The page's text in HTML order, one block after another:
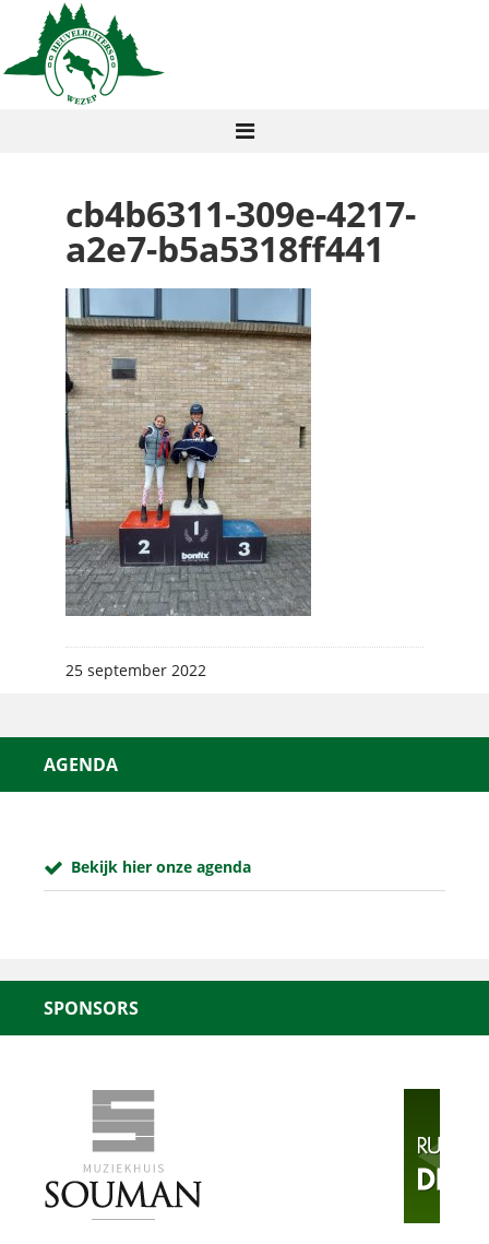
cb4b6311-309e-4217-
a2e7-b5a5318ff441
25 september 2022
AGENDA
Bekijk hier onze agenda
SPONSORS